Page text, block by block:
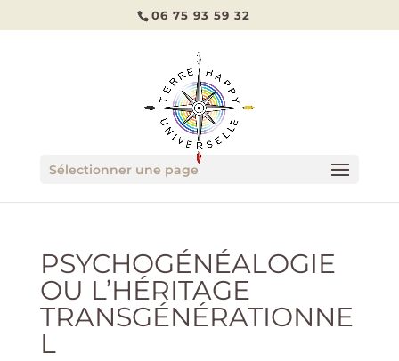
06 75 93 59 32
Sélectionner une page
PSYCHOGÉNÉALOGIE
OU L’HÉRITAGE
TRANSGÉNÉRATIONNE
L